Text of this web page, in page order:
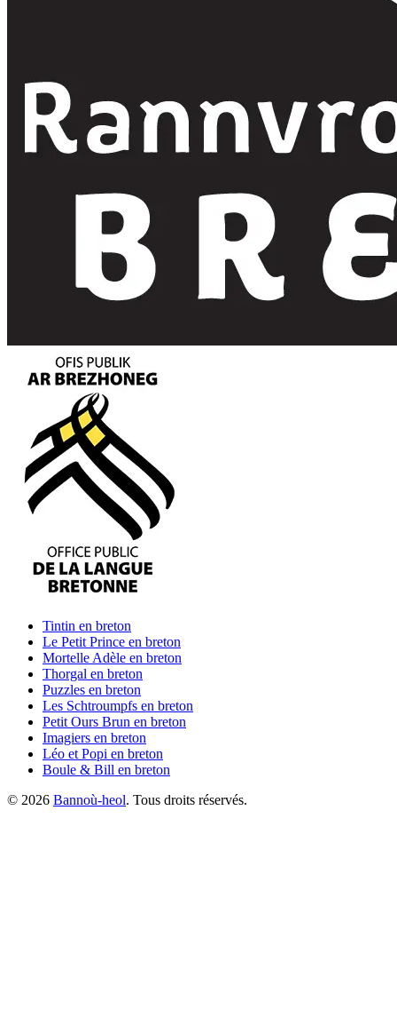
Tintin en breton
Le Petit Prince en breton
Mortelle Adèle en breton
Thorgal en breton
Puzzles en breton
Les Schtroumpfs en breton
Petit Ours Brun en breton
Imagiers en breton
Léo et Popi en breton
Boule & Bill en breton
© 2026 Bannoù-heol. Tous droits réservés.